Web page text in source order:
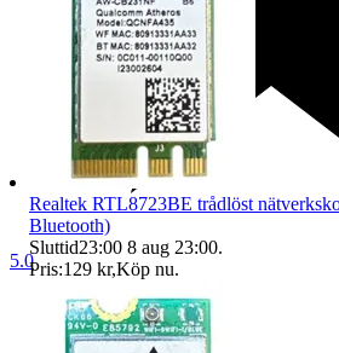
5.0
Realtek RTL8723BE trådlöst
Bluetooth)
Sluttid23:00 8 aug 23:00.
Pris:129 kr,Köp nu.